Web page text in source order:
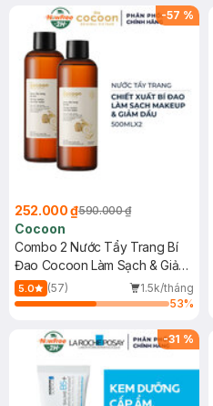
-57 %
252.000 ₫590.000 ₫
Cocoon
Combo 2 Nước Tẩy Trang Bí
Đao Cocoon Làm Sạch & Giảm
Dầu 500ml
5.0 (57)
1.5k/tháng
53%
-31 %